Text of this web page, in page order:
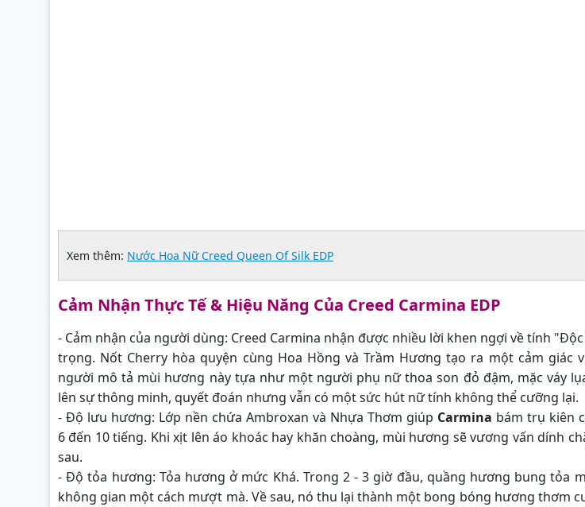
Xem thêm: Nước Hoa Nữ Creed Queen Of Silk EDP
Cảm Nhận Thực Tế & Hiệu Năng Của Creed Carmina EDP
- Cảm nhận của người dùng: Creed Carmina nhận được nhiều lời khen ngợi về tính
trọng. Nốt Cherry hòa quyện cùng Hoa Hồng và Trầm Hương tạo ra một cảm giác
người mô tả mùi hương này tựa như một người phụ nữ thoa son đỏ đậm, mặc váy
lên sự thông minh, quyết đoán nhưng vẫn có một sức hút nữ tính không thể cưỡng lại.
- Độ lưu hương: Lớp nền chứa Ambroxan và Nhựa Thơm giúp Carmina bám trụ kiên
6 đến 10 tiếng. Khi xịt lên áo khoác hay khăn choàng, mùi hương sẽ vương vấn dính
sau.
- Độ tỏa hương: Tỏa hương ở mức Khá. Trong 2 - 3 giờ đầu, quầng hương bung tỏa
không gian một cách mượt mà. Về sau, nó thu lại thành một bong bóng hương thơm